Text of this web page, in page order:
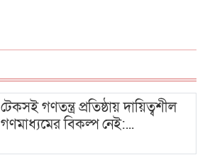
টেকসই গণতন্ত্র প্রতিষ্ঠায় দায়িত্বশীল
গণমাধ্যমের বিকল্প নেই:...